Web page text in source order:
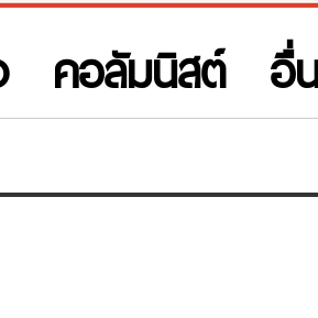
คอลัมนิสต์ อื่